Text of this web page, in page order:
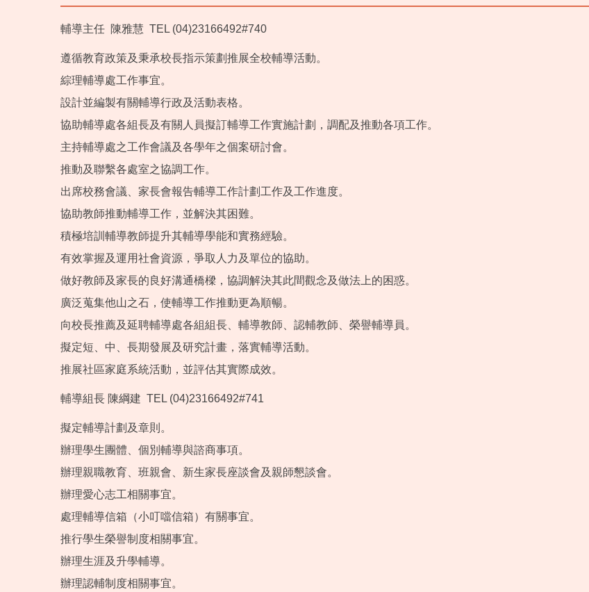
輔導主任 陳雅慧 TEL (04)23166492#740
遵循教育政策及秉承校長指示策劃推展全校輔導活動。
綜理輔導處工作事宜。
設計並編製有關輔導行政及活動表格。
協助輔導處各組長及有關人員擬訂輔導工作實施計劃，調配及推動各項工作。
主持輔導處之工作會議及各學年之個案研討會。
推動及聯繫各處室之協調工作。
出席校務會議、家長會報告輔導工作計劃工作及工作進度。
協助教師推動輔導工作，並解決其困難。
積極培訓輔導教師提升其輔導學能和實務經驗。
有效掌握及運用社會資源，爭取人力及單位的協助。
做好教師及家長的良好溝通橋樑，協調解決其此間觀念及做法上的困惑。
廣泛蒐集他山之石，使輔導工作推動更為順暢。
向校長推薦及延聘輔導處各組組長、輔導教師、認輔教師、榮譽輔導員。
擬定短、中、長期發展及研究計畫，落實輔導活動。
推展社區家庭系統活動，並評估其實際成效。
輔導組長 陳綱建 TEL (04)23166492#741
擬定輔導計劃及章則。
辦理學生團體、個別輔導與諮商事項。
辦理親職教育、班親會、新生家長座談會及親師懇談會。
辦理愛心志工相關事宜。
處理輔導信箱（小叮噹信箱）有關事宜。
推行學生榮譽制度相關事宜。
辦理生涯及升學輔導。
辦理認輔制度相關事宜。